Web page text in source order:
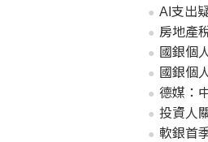
AI支出
房地產
國銀個
國銀個
德媒：
投資人
軟銀首